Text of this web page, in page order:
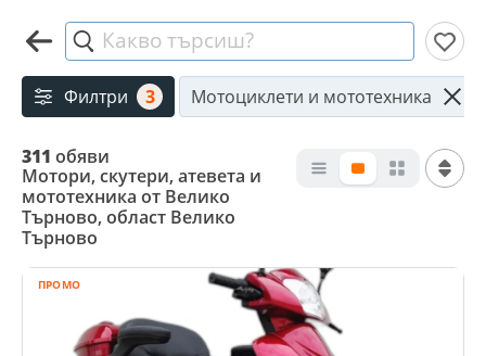
Какво търсиш?
Филтри 3 Мотоциклети и мототехника
311 обяви
Мотори, скутери, атевета и
мототехника от Велико
Търново, област Велико
Търново
ПРОМО